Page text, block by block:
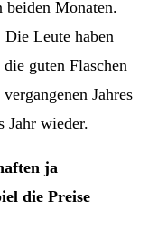
beiden Monaten.
Leute haben
guten Flaschen
Jahres
Jahr wieder.
ja
die Preise